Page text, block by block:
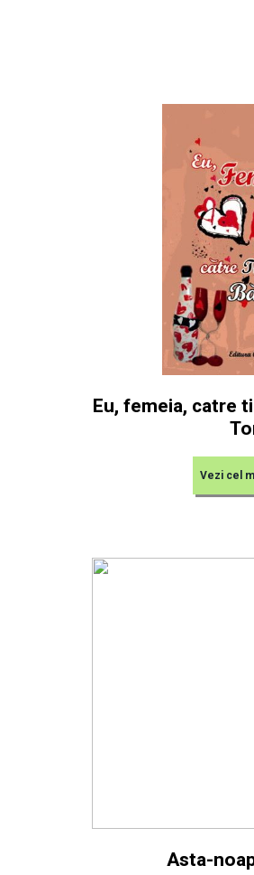
Eu, femeia, catre
Vezi cel
Asta-